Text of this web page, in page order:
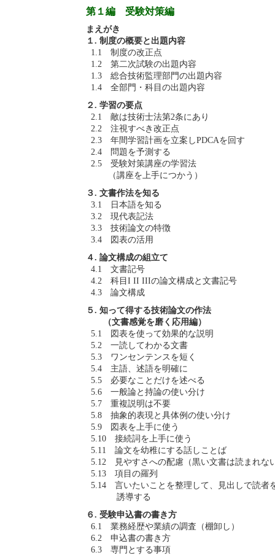
第１編 受験対策編
まえがき
１. 制度の概要と出題内容
1.1 制度の改正点
1.2 第二次試験の出題内容
1.3 総合技術監理部門の出題内容
1.4 全部門・科目の出題内容
２. 学習の要点
2.1 敵は技術士法第2条にあり
2.2 注視すべき改正点
2.3 年間学習計画を立案しPDCAを回す
2.4 問題を予測する
2.5 受験対策講座の学習法
（講座を上手につかう）
３. 文書作法を知る
3.1 日本語を知る
3.2 現代表記法
3.3 技術論文の特徴
3.4 図表の活用
４. 論文構成の組立て
4.1 文書記号
4.2 科目I II IIIの論文構成と文書記号
4.3 論文構成
５. 知って得する技術論文の作法
（文書感覚を磨く応用編）
5.1 図表を使って効果的な説明
5.2 一読してわかる文書
5.3 ワンセンテンスを短く
5.4 主語、述語を明確に
5.5 必要なことだけを述べる
5.6 一般論と持論の使い分け
5.7 重複説明は不要
5.8 抽象的表現と具体例の使い分け
5.9 図表を上手に使う
5.10 接続詞を上手に使う
5.11 論文を幼稚にする話しことば
5.12 見やすさへの配慮（黒い文書は読まれな
5.13 項目の羅列
5.14 言いたいことを整理して、見出しで読者
誘導する
６. 受験申込書の書き方
6.1 業務経歴や業績の調査（棚卸し）
6.2 申込書の書き方
6.3 専門とする事項